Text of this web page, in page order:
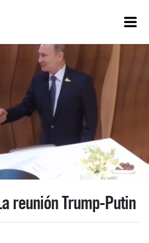
reunión Trump-Putin